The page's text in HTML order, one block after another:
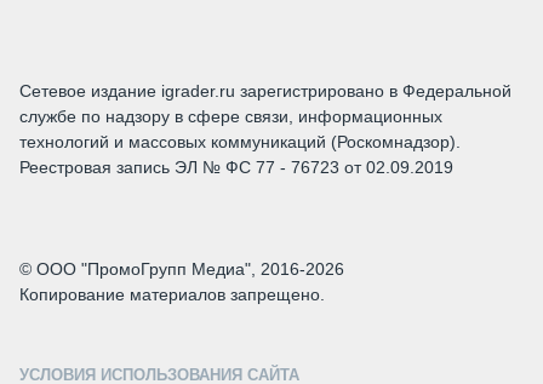
Сетевое издание igrader.ru зарегистрировано в Федеральной
службе по надзору в сфере связи, информационных
технологий и массовых коммуникаций (Роскомнадзор).
Реестровая запись ЭЛ № ФС 77 - 76723 от 02.09.2019
© ООО "ПромоГрупп Медиа", 2016-2026
Копирование материалов запрещено.
УСЛОВИЯ ИСПОЛЬЗОВАНИЯ САЙТА